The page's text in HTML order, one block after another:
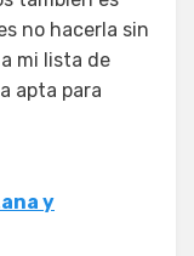
no hacerla sin
mi lista de
apta para
y